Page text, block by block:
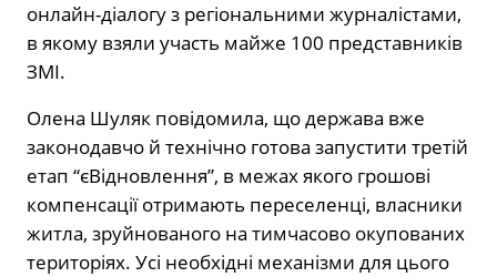
онлайн-діалогу з регіональними журналістами,
в якому взяли участь майже 100 представників
ЗМІ.
Олена Шуляк повідомила, що держава вже
законодавчо й технічно готова запустити третій
етап “єВідновлення”, в межах якого грошові
компенсації отримають переселенці, власники
житла, зруйнованого на тимчасово окупованих
територіях. Усі необхідні механізми для цього